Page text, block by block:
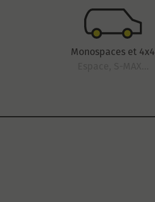
Monospaces et 4x4